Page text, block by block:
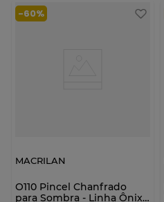
-60%
MACRILAN
O110 Pincel Chanfrado
para Sombra - Linha Ônix -